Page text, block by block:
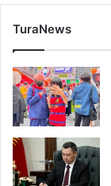
TuraNews